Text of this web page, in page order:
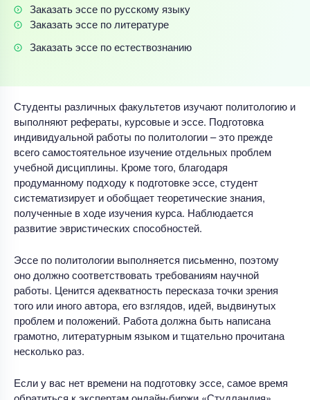
Заказать эссе по русскому языку
Заказать эссе по литературе
Заказать эссе по естествознанию
Студенты различных факультетов изучают политологию и
выполняют рефераты, курсовые и эссе. Подготовка
индивидуальной работы по политологии – это прежде
всего самостоятельное изучение отдельных проблем
учебной дисциплины. Кроме того, благодаря
продуманному подходу к подготовке эссе, студент
систематизирует и обобщает теоретические знания,
полученные в ходе изучения курса. Наблюдается
развитие эвристических способностей.
Эссе по политологии выполняется письменно, поэтому
оно должно соответствовать требованиям научной
работы. Ценится адекватность пересказа точки зрения
того или иного автора, его взглядов, идей, выдвинутых
проблем и положений. Работа должна быть написана
грамотно, литературным языком и тщательно прочитана
несколько раз.
Если у вас нет времени на подготовку эссе, самое время